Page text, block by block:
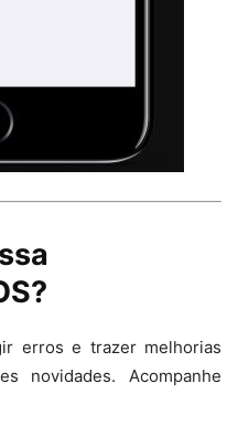
erros e trazer melhorias
novidades. Acompanhe